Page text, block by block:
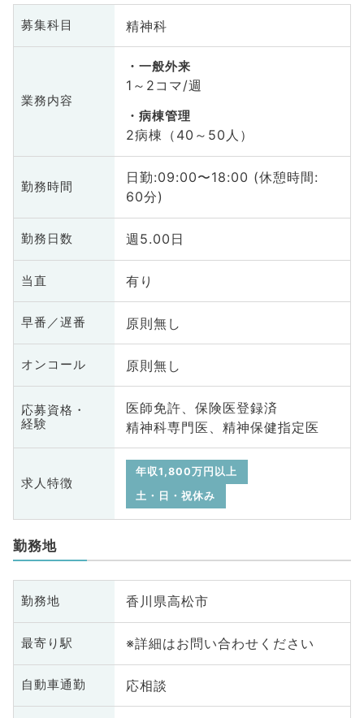
募集科目 精神科
業務内容
一般外来
1～2コマ/週
病棟管理
2病棟（40～50人）
勤務時間
日勤:09:00〜18:00 (休憩時間:
60分)
勤務日数 週5.00日
当直 有り
早番／遅番 原則無し
オンコール 原則無し
応募資格・
経験
医師免許、保険医登録済
精神科専門医、精神保健指定医
求人特徴
年収1,800万円以上
土・日・祝休み
勤務地
勤務地 香川県高松市
最寄り駅 ※詳細はお問い合わせください
自動車通勤 応相談